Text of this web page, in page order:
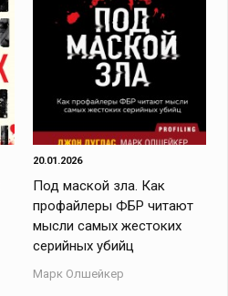
20.01.2026
Под маской зла. Как
профайлеры ФБР читают
мысли самых жестоких
серийных убийц
Марк Олшейкер